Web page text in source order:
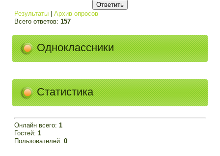
Результаты |Архив опросов
Всего ответов:157
Одноклассники
Статистика
Онлайн всего:1
Гостей:1
Пользователей:0